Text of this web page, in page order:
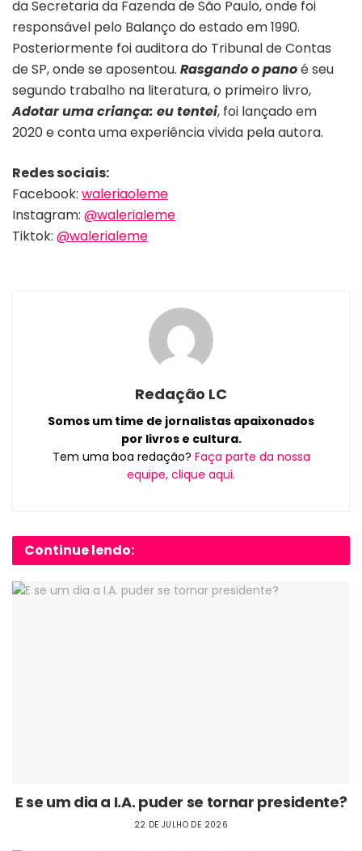
da Secretaria da Fazenda de São Paulo, onde foi
responsável pelo Balanço do estado em 1990.
Posteriormente foi auditora do Tribunal de Contas
de SP, onde se aposentou. Rasgando o panoé seu
segundo trabalho na literatura, o primeiro livro,
Adotar uma criança: eu tentei, foi lançado em
2020 e conta uma experiência vivida pela autora.
Redes sociais:
Facebook: waleriaoleme
Instagram: @walerialeme
Tiktok: @walerialeme
Redação LC
Somos um time de jornalistas apaixonados
por livros e cultura.
Tem uma boa redação? Faça parte da nossa
equipe, clique aqui.
Continue lendo:
E se um dia a I.A. puder se tornar presidente?
22 DE JULHO DE 2026